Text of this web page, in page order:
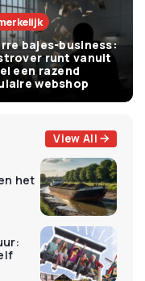
bajes-business:
runt vanuit
een razend
webshop
View All
het